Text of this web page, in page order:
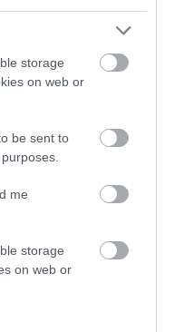
storage
on web or
be sent to
me
storage
on web or
της Άνδρου είναι
όμως
για να φανεί.
Συλλόγου
τον
Γιώργο Κατσαρό
– ΘΕΟΥΤΑ